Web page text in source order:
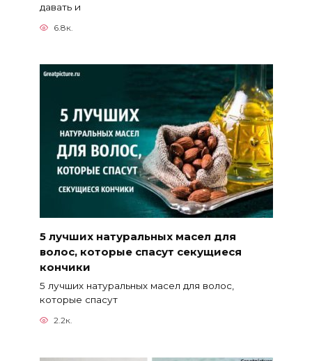
давать и
6.8к.
5 лучших натуральных масел для
волос, которые спасут секущиеся
кончики
5 лучших натуральных масел для волос,
которые спасут
2.2к.